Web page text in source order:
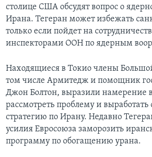
НЬЮ-ЙОРК NEW YORK
АМЕРИКА. БОЛЬШОЕ ПУТЕШЕСТВИЕ
ТЕСТЫ
ВИДЕО
ПОДПИСКА НА НОВОСТИ
Learning English
Языки
столице США обсудят вопрос о
Ирана. Тегеран может избежать
только если пойдет на
инспекторами ООН по ядерным
Находящиеся в Токио члены
том числе Армитедж и помощник
Джон Болтон, выразили намерение
рассмотреть проблему и
стратегию по Ирану. Недавно
усилия Евросоюза заморозить
программу по обогащению урана.